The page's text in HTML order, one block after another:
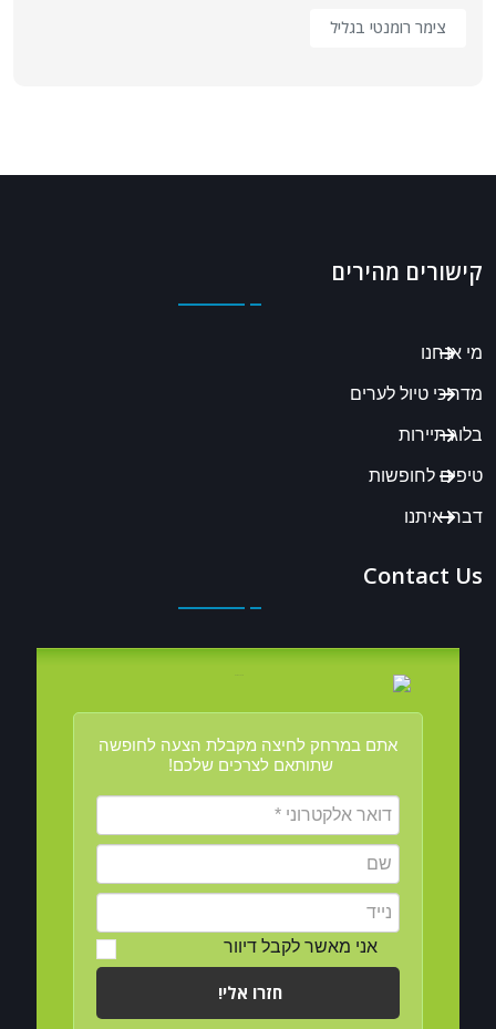
צימר רומנטי בגליל
קישורים מהירים
מי אנחנו
מדריכי טיול לערים
בלוג תיירות
טיפים לחופשות
דברו איתנו
Contact Us
אתם במרחק לחיצה מקבלת הצעה לחופשה
שתותאם לצרכים שלכם!
אני מאשר לקבל דיוור
חזרו אלי!